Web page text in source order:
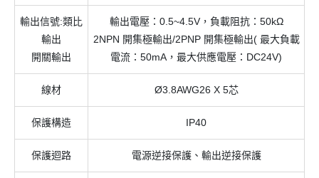
輸出信號:類比
輸出
開關輸出
輸出電壓：0.5~4.5V，負載阻抗：50kΩ
2NPN 開集極輸出/2PNP 開集極輸出( 最大負載
電流：50mA，最大供應電壓：DC24V)
線材 Ø3.8AWG26 X 5芯
保護構造 IP40
保護迴路 電源逆接保護、輸出逆接保護